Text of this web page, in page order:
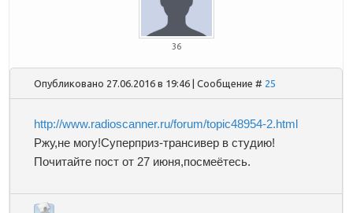
36
Опубликовано 27.06.2016 в 19:46 | Сообщение # 25
http://www.radioscanner.ru/forum/topic48954-2.html
Ржу,не могу!Суперприз-трансивер в студию!
Почитайте пост от 27 июня,посмеётесь.